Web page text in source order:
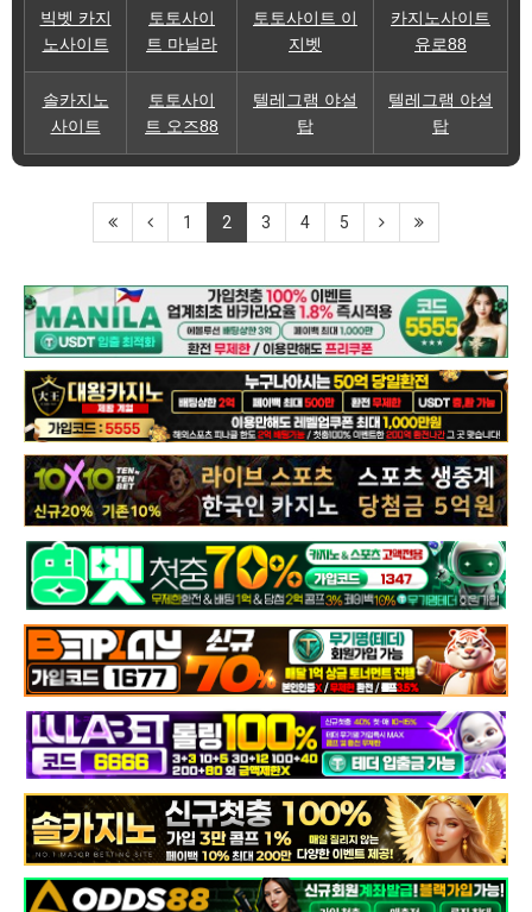
빅벳 카지
노사이트
토토사이
트 마닐라
토토사이트 이
지벳
카지노사이트
유로88
솔카지노
사이트
토토사이
트 오즈88
텔레그램 야설
탑
텔레그램 야설
탑
1 2 3 4 5